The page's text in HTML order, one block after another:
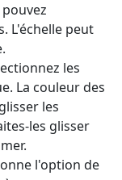
L'échelle peut
les
La couleur des
les
les glisser
l'option de